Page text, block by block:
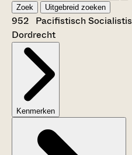
Zoek Uitgebreid zoeken
952 Pacifistisch
Dordrecht
Kenmerken